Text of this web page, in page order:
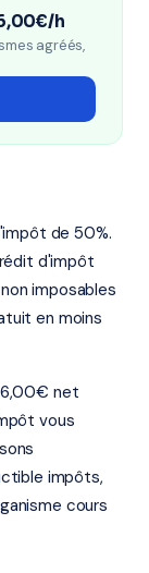
h
agréés,
de 50%.
d'impôt
imposables
en moins
net
vous
impôts,
cours